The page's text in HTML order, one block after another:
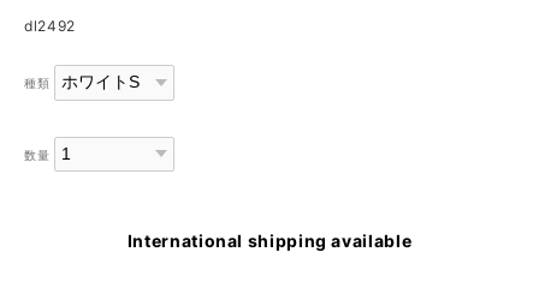
dl2492
種類
数量
International shipping available